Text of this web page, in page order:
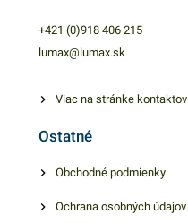
sú okrem iného v znížení
priepustnosti vodných pár,
sa menej naťahujú, majú
roztrhnutiu. Skvelo ochráni
18,5x9cm. Vylepšite balenie
+421 (0)918 406 215
lumax@lumax.sk
Viac na stránke kontaktov
Ostatné
Obchodné podmienky
Ochrana osobných údajov